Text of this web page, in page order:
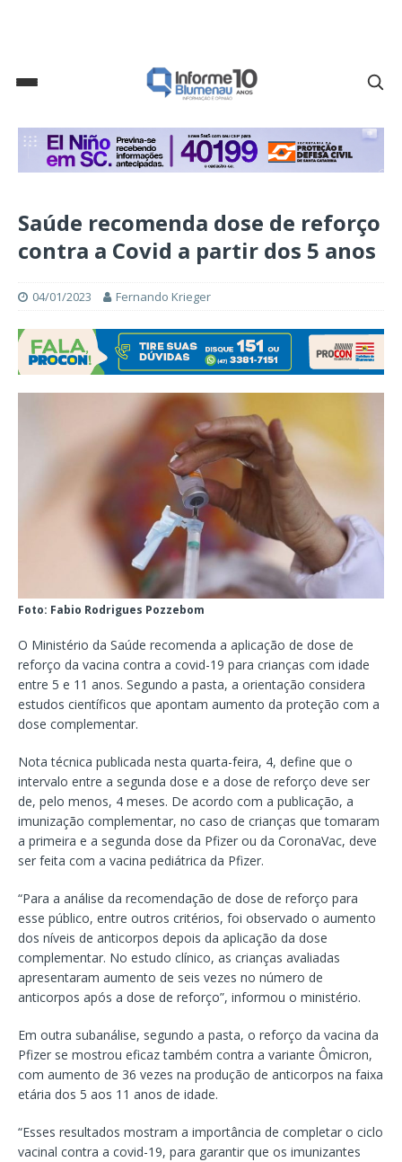
Saúde recomenda dose de reforço
contra a Covid a partir dos 5 anos
04/01/2023 Fernando Krieger
Foto: Fabio Rodrigues Pozzebom
O Ministério da Saúde recomenda a aplicação de dose de
reforço da vacina contra a covid-19 para crianças com idade
entre 5 e 11 anos. Segundo a pasta, a orientação considera
estudos científicos que apontam aumento da proteção com a
dose complementar.
Nota técnica publicada nesta quarta-feira, 4, define que o
intervalo entre a segunda dose e a dose de reforço deve ser
de, pelo menos, 4 meses. De acordo com a publicação, a
imunização complementar, no caso de crianças que tomaram
a primeira e a segunda dose da Pfizer ou da CoronaVac, deve
ser feita com a vacina pediátrica da Pfizer.
“Para a análise da recomendação de dose de reforço para
esse público, entre outros critérios, foi observado o aumento
dos níveis de anticorpos depois da aplicação da dose
complementar. No estudo clínico, as crianças avaliadas
apresentaram aumento de seis vezes no número de
anticorpos após a dose de reforço”, informou o ministério.
Em outra subanálise, segundo a pasta, o reforço da vacina da
Pfizer se mostrou eficaz também contra a variante Ômicron,
com aumento de 36 vezes na produção de anticorpos na faixa
etária dos 5 aos 11 anos de idade.
“Esses resultados mostram a importância de completar o ciclo
vacinal contra a covid-19, para garantir que os imunizantes